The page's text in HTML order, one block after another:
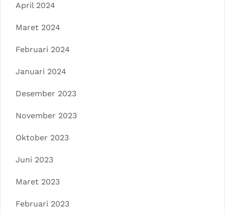
April 2024
Maret 2024
Februari 2024
Januari 2024
Desember 2023
November 2023
Oktober 2023
Juni 2023
Maret 2023
Februari 2023